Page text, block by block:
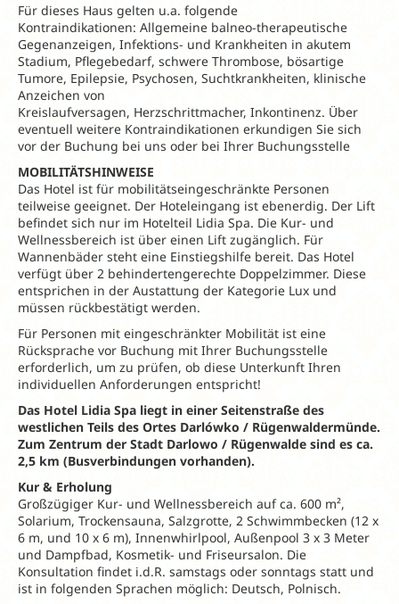
Für dieses Haus gelten u.a. folgende
Kontraindikationen: Allgemeine balneo-therapeutische
Gegenanzeigen, Infektions- und Krankheiten in akutem
Stadium, Pflegebedarf, schwere Thrombose, bösartige
Tumore, Epilepsie, Psychosen, Suchtkrankheiten, klinische
Anzeichen von
Kreislaufversagen, Herzschrittmacher, Inkontinenz. Über
eventuell weitere Kontraindikationen erkundigen Sie sich
vor der Buchung bei uns oder bei Ihrer Buchungsstelle
MOBILITÄTSHINWEISE
Das Hotel ist für mobilitätseingeschränkte Personen
teilweise geeignet. Der Hoteleingang ist ebenerdig. Der Lift
befindet sich nur im Hotelteil Lidia Spa. Die Kur- und
Wellnessbereich ist über einen Lift zugänglich. Für
Wannenbäder steht eine Einstiegshilfe bereit. Das Hotel
verfügt über 2 behindertengerechte Doppelzimmer. Diese
entsprichen in der Austattung der Kategorie Lux und
müssen rückbestätigt werden.
Für Personen mit eingeschränkter Mobilität ist eine
Rücksprache vor Buchung mit Ihrer Buchungsstelle
erforderlich, um zu prüfen, ob diese Unterkunft Ihren
individuellen Anforderungen entspricht!
Das Hotel Lidia Spa liegt in einer Seitenstraße des
westlichen Teils des Ortes Darlówko / Rügenwaldermünde.
Zum Zentrum der Stadt Darlowo / Rügenwalde sind es ca.
2,5 km (Busverbindungen vorhanden).
Kur & Erholung
Großzügiger Kur- und Wellnessbereich auf ca. 600 m²,
Solarium, Trockensauna, Salzgrotte, 2 Schwimmbecken (12 x
6 m, und 10 x 6 m), Innenwhirlpool, Außenpool 3 x 3 Meter
und Dampfbad, Kosmetik- und Friseursalon. Die
Konsultation findet i.d.R. samstags oder sonntags statt und
ist in folgenden Sprachen möglich: Deutsch, Polnisch.